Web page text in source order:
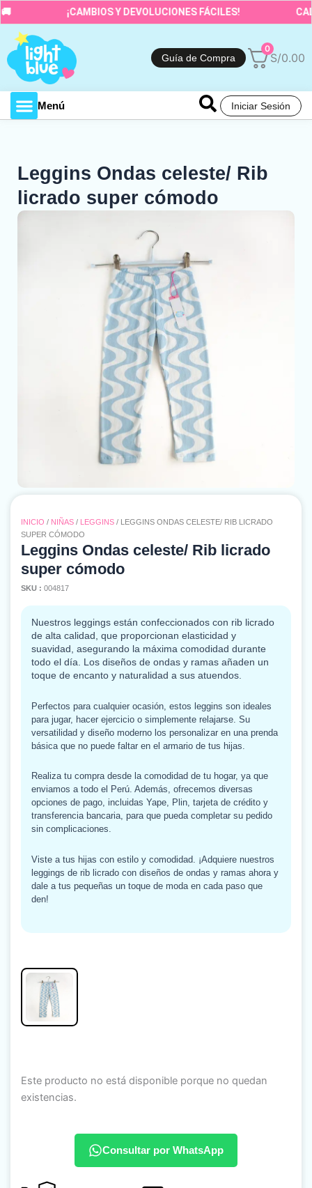
Ir
al
contenido
¡CAMBIOS Y DEVOLUCIONES FÁCILES!
Guía de Compra
0
S/0.00
Menú Iniciar Sesión
Leggins Ondas celeste/ Rib
licrado super cómodo
INICIO / NIÑAS / LEGGINS / LEGGINS ONDAS CELESTE/ RIB LICRADO
SUPER CÓMODO
Leggins Ondas celeste/ Rib licrado
super cómodo
SKU : 004817
Nuestros leggings están confeccionados con rib licrado
de alta calidad, que proporcionan elasticidad y
suavidad, asegurando la máxima comodidad durante
todo el día. Los diseños de ondas y ramas añaden un
toque de encanto y naturalidad a sus atuendos.
Perfectos para cualquier ocasión, estos leggins son ideales
para jugar, hacer ejercicio o simplemente relajarse. Su
versatilidad y diseño moderno los personalizar en una prenda
básica que no puede faltar en el armario de tus hijas.
Realiza tu compra desde la comodidad de tu hogar, ya que
enviamos a todo el Perú. Además, ofrecemos diversas
opciones de pago, incluidas Yape, Plin, tarjeta de crédito y
transferencia bancaria, para que pueda completar su pedido
sin complicaciones.
Viste a tus hijas con estilo y comodidad. ¡Adquiere nuestros
leggings de rib licrado con diseños de ondas y ramas ahora y
dale a tus pequeñas un toque de moda en cada paso que
den!
Este producto no está disponible porque no quedan
existencias.
Consultar por WhatsApp